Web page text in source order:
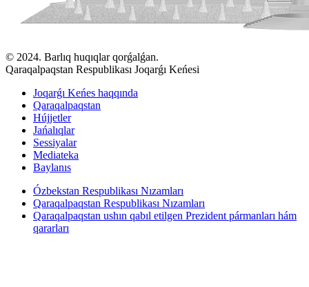
© 2024. Barlıq huqıqlar qorǵalǵan.
Qaraqalpaqstan Respublikası Joqarǵı Keńesi
Joqarǵı Keńes haqqında
Qaraqalpaqstan
Hújjetler
Jańalıqlar
Sessiyalar
Mediateka
Baylanıs
Ózbekstan Respublikası Nızamları
Qaraqalpaqstan Respublikası Nızamları
Qaraqalpaqstan ushın qabıl etilgen Prezident pármanları hám
qararları